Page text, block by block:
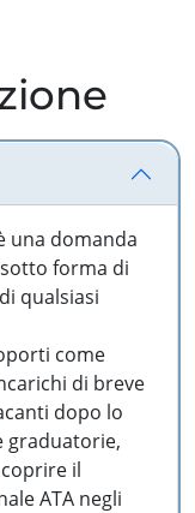
una domanda
forma di
qualsiasi
come
di breve
dopo lo
graduatorie,
il
ATA negli